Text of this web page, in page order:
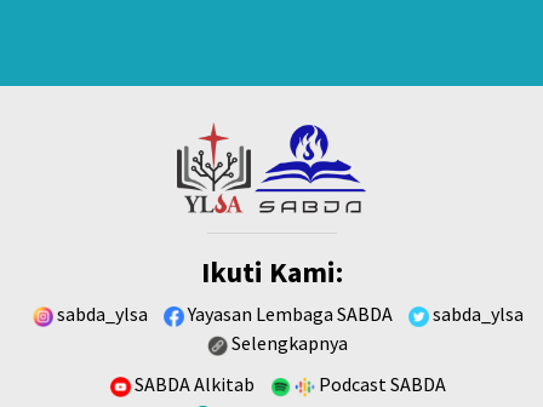
Ikuti Kami:
sabda_ylsa Yayasan Lembaga SABDA
sabda_ylsa
Selengkapnya
SABDA Alkitab
Podcast SABDA